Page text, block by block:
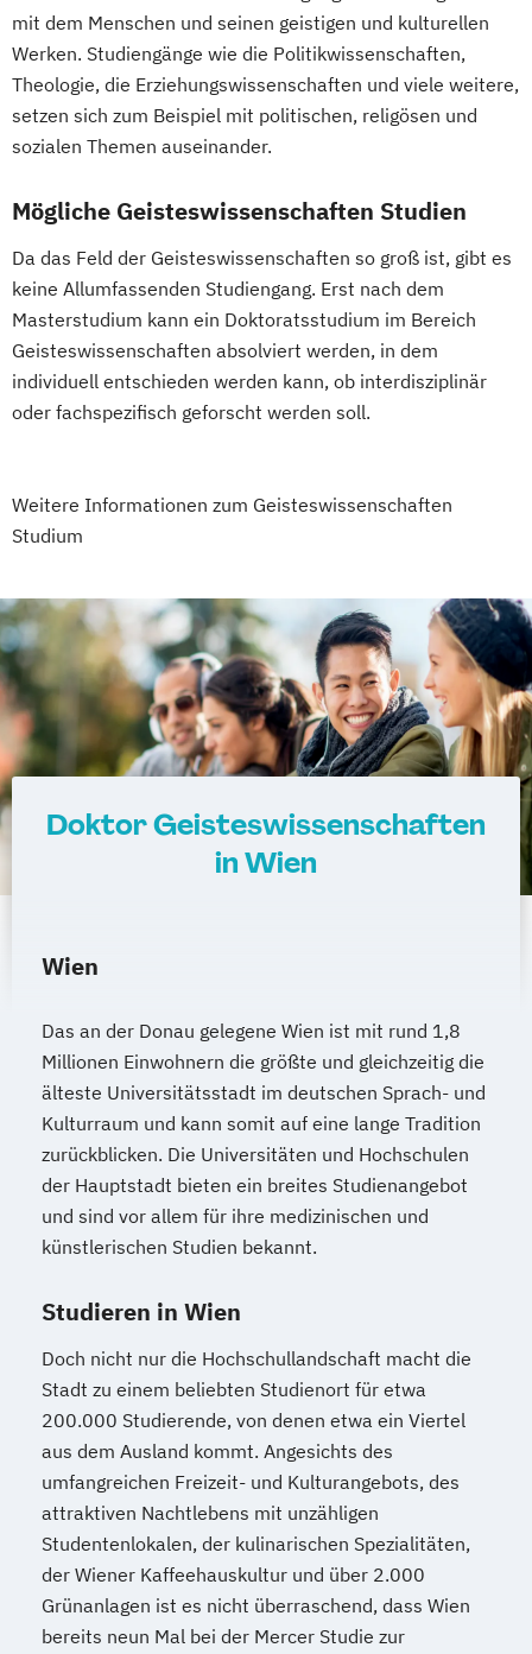
mit dem Menschen und seinen geistigen und kulturellen
Werken. Studiengänge wie die Politikwissenschaften,
Theologie, die Erziehungswissenschaften und viele weitere,
setzen sich zum Beispiel mit politischen, religösen und
sozialen Themen auseinander.
Mögliche Geisteswissenschaften Studien
Da das Feld der Geisteswissenschaften so groß ist, gibt es
keine Allumfassenden Studiengang. Erst nach dem
Masterstudium kann ein Doktoratsstudium im Bereich
Geisteswissenschaften absolviert werden, in dem
individuell entschieden werden kann, ob interdisziplinär
oder fachspezifisch geforscht werden soll.
Weitere Informationen zum Geisteswissenschaften
Studium
Doktor Geisteswissenschaften
in Wien
Wien
Das an der Donau gelegene Wien ist mit rund 1,8
Millionen Einwohnern die größte und gleichzeitig die
älteste Universitätsstadt im deutschen Sprach- und
Kulturraum und kann somit auf eine lange Tradition
zurückblicken. Die Universitäten und Hochschulen
der Hauptstadt bieten ein breites Studienangebot
und sind vor allem für ihre medizinischen und
künstlerischen Studien bekannt.
Studieren in Wien
Doch nicht nur die Hochschullandschaft macht die
Stadt zu einem beliebten Studienort für etwa
200.000 Studierende, von denen etwa ein Viertel
aus dem Ausland kommt. Angesichts des
umfangreichen Freizeit- und Kulturangebots, des
attraktiven Nachtlebens mit unzähligen
Studentenlokalen, der kulinarischen Spezialitäten,
der Wiener Kaffeehauskultur und über 2.000
Grünanlagen ist es nicht überraschend, dass Wien
bereits neun Mal bei der Mercer Studie zur